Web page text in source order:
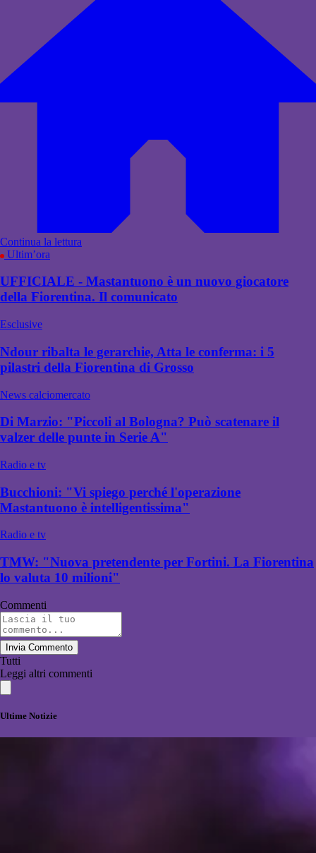
Continua la lettura
Ultim’ora
UFFICIALE - Mastantuono è un nuovo giocatore
della Fiorentina. Il comunicato
Esclusive
Ndour ribalta le gerarchie, Atta le conferma: i 5
pilastri della Fiorentina di Grosso
News calciomercato
Di Marzio: "Piccoli al Bologna? Può scatenare il
valzer delle punte in Serie A"
Radio e tv
Bucchioni: "Vi spiego perché l'operazione
Mastantuono è intelligentissima"
Radio e tv
TMW: "Nuova pretendente per Fortini. La Fiorentina
lo valuta 10 milioni"
Commenti
Invia Commento
Tutti
Leggi altri commenti
Ultime Notizie